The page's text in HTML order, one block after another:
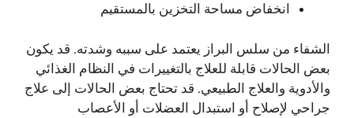
انخفاض مساحة التخزين بالمستقيم
الشفاء من سلس البراز يعتمد على سببه وشدته. قد يكون
بعض الحالات قابلة للعلاج بالتغييرات في النظام الغذائي
والأدوية والعلاج الطبيعي. قد تحتاج بعض الحالات إلى علاج
جراحي لإصلاح أو استبدال العضلات أو الأعصاب